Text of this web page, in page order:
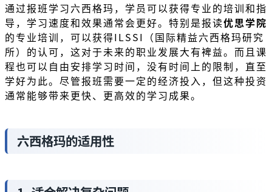
通过报班学习六西格玛，学员可以获得专业的培训和指
导，学习速度和效果通常会更好。特别是报读优思学院
的专业培训，可以获得ILSSI（国际精益六西格玛研究
所）的认可，这对于未来的职业发展大有裨益。而且课
程也可以自由安排学习时间，没有时间上的限制，直至
学好为此。尽管报班需要一定的经济投入，但这种投资
通常能够带来更快、更高效的学习成果。
六西格玛的适用性